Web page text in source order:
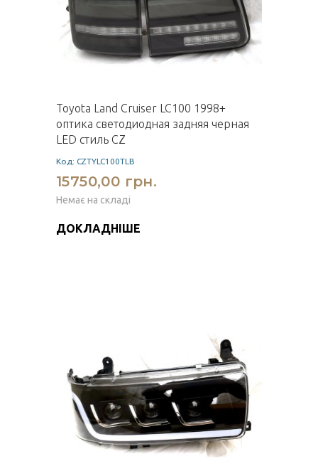
Toyota Land Cruiser LC100 1998+
оптика светодиодная задняя черная
LED стиль CZ
Код: CZTYLC100TLB
15750,00 грн.
Немає на складі
ДОКЛАДНІШЕ